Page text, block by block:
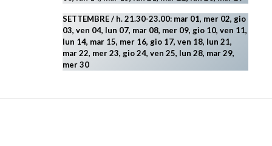
SETTEMBRE / h. 21.30-23.00: mar 01, mer 02, gio
03, ven 04, lun 07, mar 08, mer 09, gio 10, ven 11,
lun 14, mar 15, mer 16, gio 17, ven 18, lun 21,
mar 22, mer 23, gio 24, ven 25, lun 28, mar 29,
mer 30